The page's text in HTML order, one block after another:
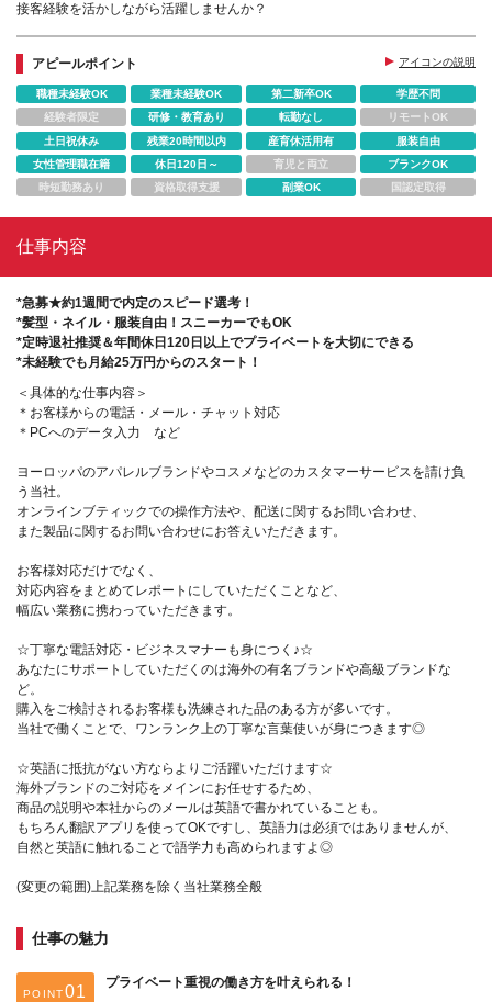
接客経験を活かしながら活躍しませんか？
アピールポイント アイコンの説明
職種未経験OK 業種未経験OK 第二新卒OK
学歴不問
経験者限定
研修・教育あり 転勤なし
リモートOK
土日祝休み
残業20時間以内 産育休活用有
服装自由
女性管理職在籍
休日120日～ 育児と両立
ブランクOK
時短勤務あり
資格取得支援 副業OK 国認定取得
仕事内容
*急募★約1週間で内定のスピード選考！
*髪型・ネイル・服装自由！スニーカーでもOK
*定時退社推奨＆年間休日120日以上でプライベートを大切にできる
*未経験でも月給25万円からのスタート！
＜具体的な仕事内容＞
＊お客様からの電話・メール・チャット対応
＊PCへのデータ入力 など
ヨーロッパのアパレルブランドやコスメなどのカスタマーサービスを請け負
う当社。
オンラインブティックでの操作方法や、配送に関するお問い合わせ、
また製品に関するお問い合わせにお答えいただきます。
お客様対応だけでなく、
対応内容をまとめてレポートにしていただくことなど、
幅広い業務に携わっていただきます。
☆丁寧な電話対応・ビジネスマナーも身につく♪☆
あなたにサポートしていただくのは海外の有名ブランドや高級ブランドな
ど。
購入をご検討されるお客様も洗練された品のある方が多いです。
当社で働くことで、ワンランク上の丁寧な言葉使いが身につきます◎
☆英語に抵抗がない方ならよりご活躍いただけます☆
海外ブランドのご対応をメインにお任せするため、
商品の説明や本社からのメールは英語で書かれていることも。
もちろん翻訳アプリを使ってOKですし、英語力は必須ではありませんが、
自然と英語に触れることで語学力も高められますよ◎
(変更の範囲)上記業務を除く当社業務全般
仕事の魅力
POINT
プライベート重視の働き方を叶えられる！